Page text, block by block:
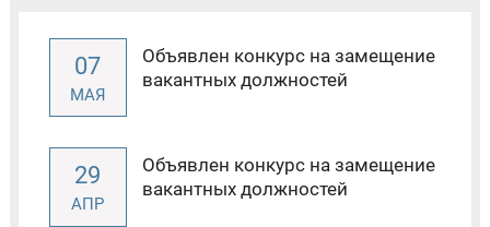
07
МАЯ
Объявлен конкурс на замещение
вакантных должностей
29
АПР
Объявлен конкурс на замещение
вакантных должностей